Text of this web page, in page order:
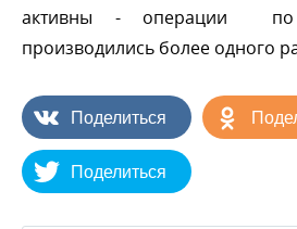
активны - операции по
производились более одного
Поделиться
Поделиться